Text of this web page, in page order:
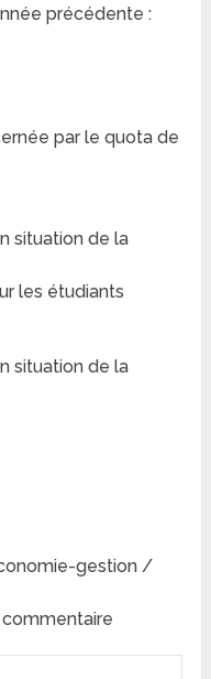
précédente :
par le quota de
situation de la
les étudiants
situation de la
gestion /
commentaire